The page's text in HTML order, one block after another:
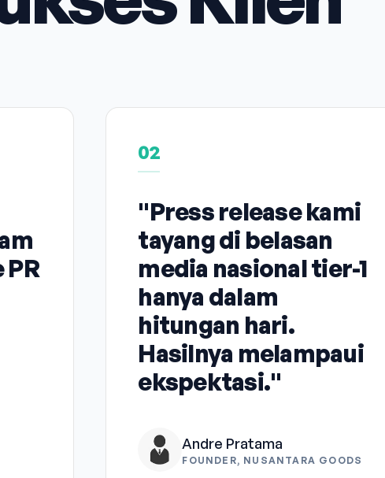
02
"Press release kami
tayang di belasan
media nasional tier-1
hanya dalam
hitungan hari.
Hasilnya melampaui
ekspektasi."
Andre Pratama
FOUNDER, NUSANTARA GOODS